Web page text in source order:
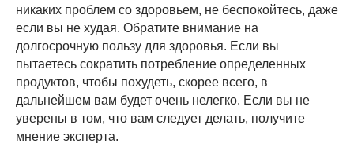
никаких проблем со здоровьем, не беспокойтесь, даже
если вы не худая. Обратите внимание на
долгосрочную пользу для здоровья. Если вы
пытаетесь сократить потребление определенных
продуктов, чтобы похудеть, скорее всего, в
дальнейшем вам будет очень нелегко. Если вы не
уверены в том, что вам следует делать, получите
мнение эксперта.